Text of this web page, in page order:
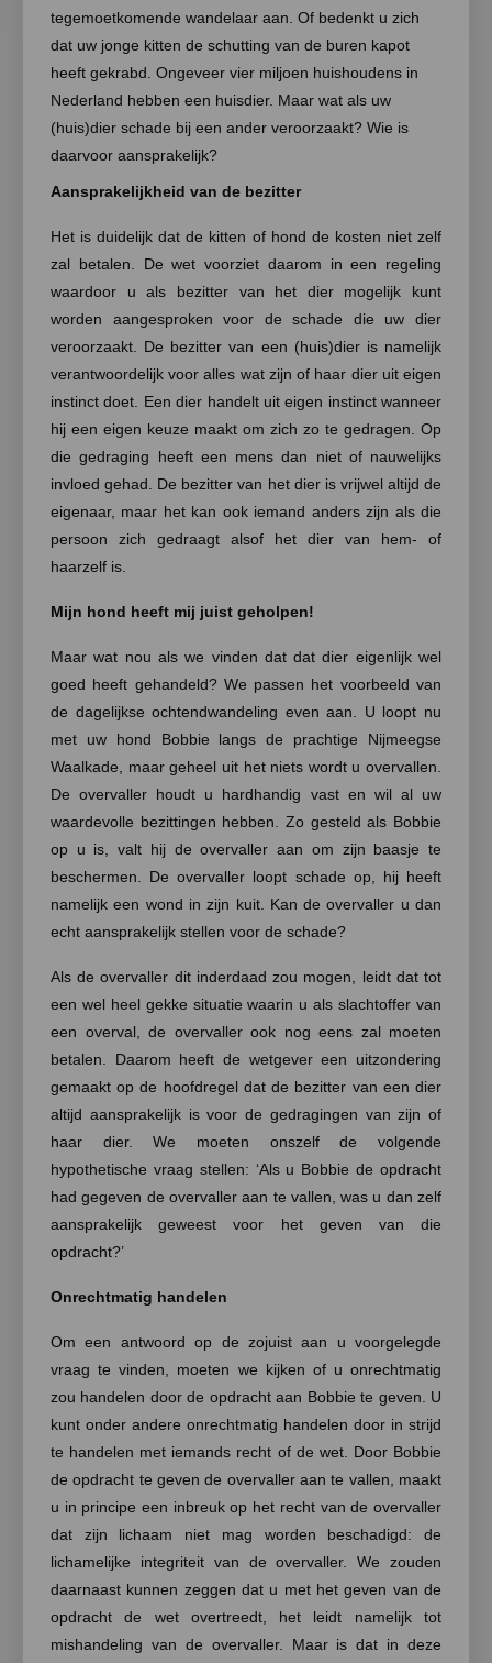
tegemoetkomende wandelaar aan. Of bedenkt u zich
dat uw jonge kitten de schutting van de buren kapot
heeft gekrabd. Ongeveer vier miljoen huishoudens in
Nederland hebben een huisdier. Maar wat als uw
(huis)dier schade bij een ander veroorzaakt? Wie is
daarvoor aansprakelijk?
Aansprakelijkheid van de bezitter
Het is duidelijk dat de kitten of hond de kosten niet zelf
zal betalen. De wet voorziet daarom in een regeling
waardoor u als bezitter van het dier mogelijk kunt
worden aangesproken voor de schade die uw dier
veroorzaakt. De bezitter van een (huis)dier is namelijk
verantwoordelijk voor alles wat zijn of haar dier uit eigen
instinct doet. Een dier handelt uit eigen instinct wanneer
hij een eigen keuze maakt om zich zo te gedragen. Op
die gedraging heeft een mens dan niet of nauwelijks
invloed gehad. De bezitter van het dier is vrijwel altijd de
eigenaar, maar het kan ook iemand anders zijn als die
persoon zich gedraagt alsof het dier van hem- of
haarzelf is.
Mijn hond heeft mij juist geholpen!
Maar wat nou als we vinden dat dat dier eigenlijk wel
goed heeft gehandeld? We passen het voorbeeld van
de dagelijkse ochtendwandeling even aan. U loopt nu
met uw hond Bobbie langs de prachtige Nijmeegse
Waalkade, maar geheel uit het niets wordt u overvallen.
De overvaller houdt u hardhandig vast en wil al uw
waardevolle bezittingen hebben. Zo gesteld als Bobbie
op u is, valt hij de overvaller aan om zijn baasje te
beschermen. De overvaller loopt schade op, hij heeft
namelijk een wond in zijn kuit. Kan de overvaller u dan
echt aansprakelijk stellen voor de schade?
Als de overvaller dit inderdaad zou mogen, leidt dat tot
een wel heel gekke situatie waarin u als slachtoffer van
een overval, de overvaller ook nog eens zal moeten
betalen. Daarom heeft de wetgever een uitzondering
gemaakt op de hoofdregel dat de bezitter van een dier
altijd aansprakelijk is voor de gedragingen van zijn of
haar dier. We moeten onszelf de volgende
hypothetische vraag stellen: ‘Als u Bobbie de opdracht
had gegeven de overvaller aan te vallen, was u dan zelf
aansprakelijk geweest voor het geven van die
opdracht?’
Onrechtmatig handelen
Om een antwoord op de zojuist aan u voorgelegde
vraag te vinden, moeten we kijken of u onrechtmatig
zou handelen door de opdracht aan Bobbie te geven. U
kunt onder andere onrechtmatig handelen door in strijd
te handelen met iemands recht of de wet. Door Bobbie
de opdracht te geven de overvaller aan te vallen, maakt
u in principe een inbreuk op het recht van de overvaller
dat zijn lichaam niet mag worden beschadigd: de
lichamelijke integriteit van de overvaller. We zouden
daarnaast kunnen zeggen dat u met het geven van de
opdracht de wet overtreedt, het leidt namelijk tot
mishandeling van de overvaller. Maar is dat in deze